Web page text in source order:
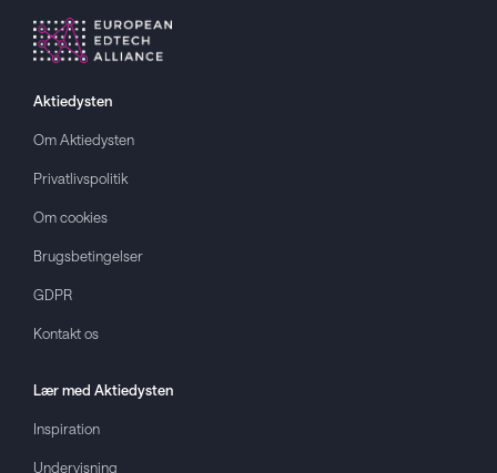
Aktiedysten
Om Aktiedysten
Privatlivspolitik
Om cookies
Brugsbetingelser
GDPR
Kontakt os
Lær med Aktiedysten
Inspiration
Undervisning